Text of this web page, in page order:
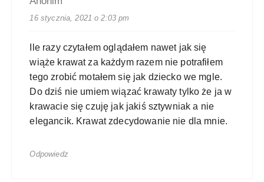
16 stycznia, 2021 o 2:03 pm
Ile razy czytałem oglądałem nawet jak się
wiąże krawat za każdym razem nie potrafiłem
tego zrobić motałem się jak dziecko we mgle.
Do dziś nie umiem wiązać krawaty tylko że ja w
krawacie się czuję jak jakiś sztywniak a nie
elegancik. Krawat zdecydowanie nie dla mnie.
Odpowiedz